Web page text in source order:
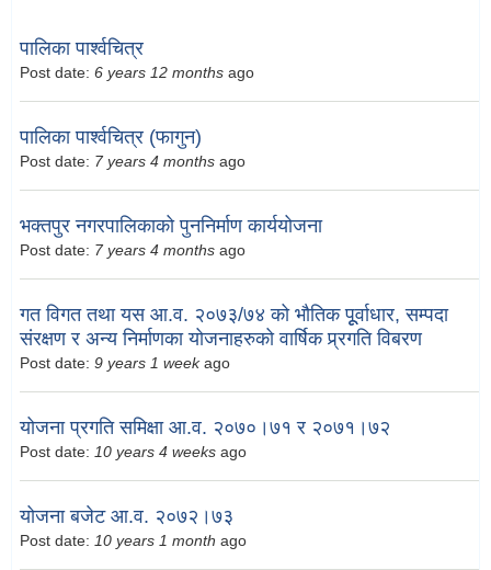
पालिका पार्श्वचित्र
Post date: 6 years 12 months ago
पालिका पार्श्वचित्र (फागुन)
Post date: 7 years 4 months ago
भक्तपुर नगरपालिकाको पुननिर्माण कार्ययोजना
Post date: 7 years 4 months ago
गत विगत तथा यस आ.व. २०७३/७४ को भौतिक पूूर्वाधार, सम्पदा
संरक्षण र अन्य निर्माणका योजनाहरुको वार्षिक प्र्रगति विबरण
Post date: 9 years 1 weekago
योजना प्रगति समिक्षा आ.व. २०७०।७१ र २०७१।७२
Post date: 10 years 4 weeks ago
योजना बजेट आ.व. २०७२।७३
Post date: 10 years 1 month ago